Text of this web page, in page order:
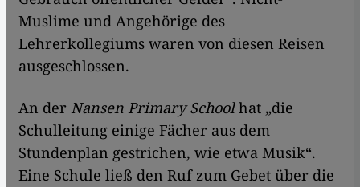
Muslime und Angehörige des
Lehrerkollegiums waren von diesen Reisen
ausgeschlossen.
An der Nansen Primary Schoolhat „die
Schulleitung einige Fächer aus dem
Stundenplan gestrichen, wie etwa Musik“.
Eine Schule ließ den Ruf zum Gebet über die